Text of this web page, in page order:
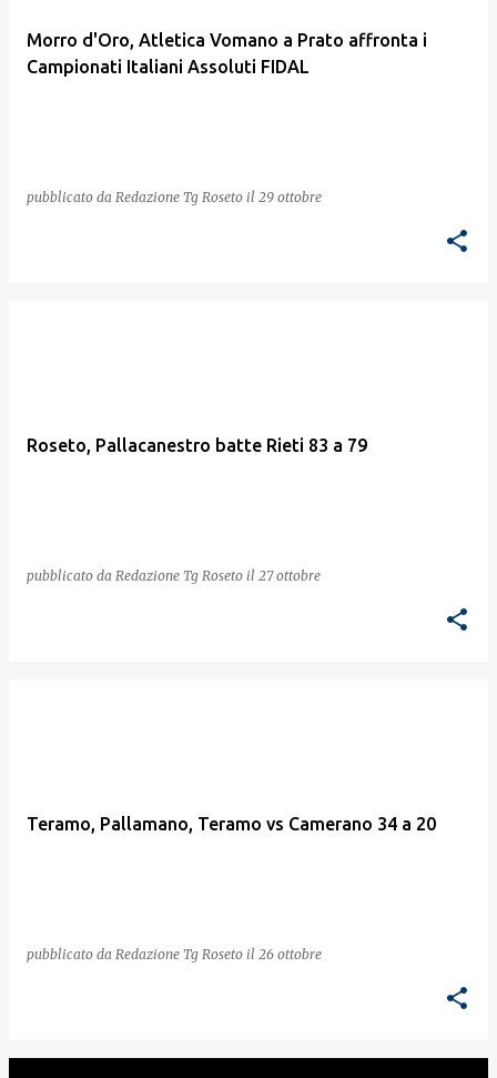
Morro d'Oro, Atletica Vomano a Prato affronta i
Campionati Italiani Assoluti FIDAL
pubblicato da Redazione Tg Roseto il 29 ottobre
Roseto, Pallacanestro batte Rieti 83 a 79
pubblicato da Redazione Tg Roseto il 27 ottobre
Teramo, Pallamano, Teramo vs Camerano 34 a 20
pubblicato da Redazione Tg Roseto il 26 ottobre